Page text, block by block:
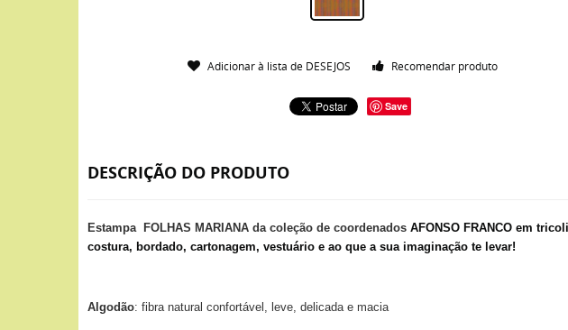
Adicionar à lista de DESEJOS Recomendar produto
Save
DESCRIÇÃO DO PRODUTO
Estampa FOLHAS MARIANA da coleção de coordenados AFONSO FRANCO em
costura, bordado, cartonagem, vestuário e ao que a sua imaginação te levar!
Algodão: fibra natural confortável, leve, delicada e macia